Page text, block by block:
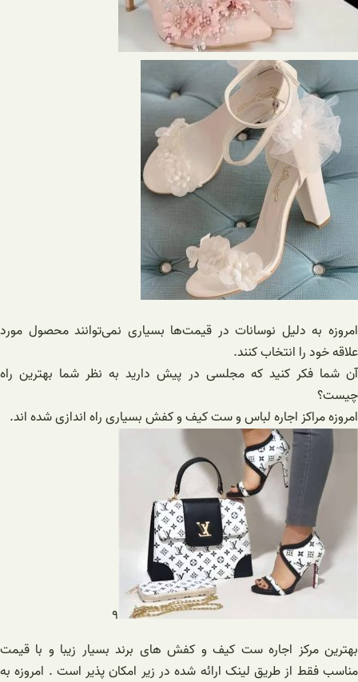
امروزه به دلیل نوسانات در قیمت‌ها بسیاری نمی‌توانند محصول مورد
علاقه خود را انتخاب کنند.
آن شما فکر کنید که مجلسی در پیش دارید به نظر شما بهترین راه
چیست؟
امروزه مراکز اجاره لباس و ست کیف و کفش بسیاری راه اندازی شده اند.
۹
بهترین مرکز اجاره ست کیف و کفش های برند بسیار زیبا و با قیمت
مناسب فقط از طریق لینک ارائه شده در زیر امکان پذیر است . امروزه به